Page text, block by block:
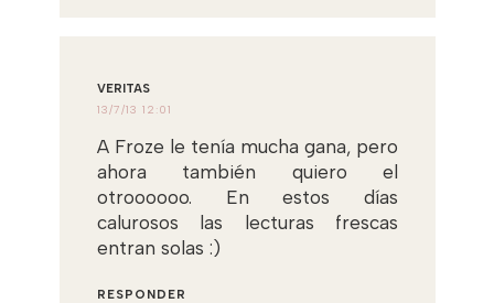
VERITAS
13/7/13 12:01
A Froze le tenía mucha gana, pero
ahora también quiero el
otroooooo. En estos días
calurosos las lecturas frescas
entran solas :)
RESPONDER